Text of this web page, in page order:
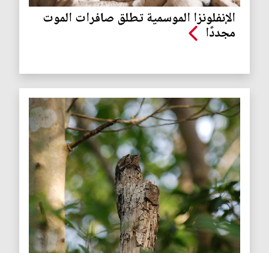
الإنفلونزا الموسمية تطلق صافرات الموت
مجددًا